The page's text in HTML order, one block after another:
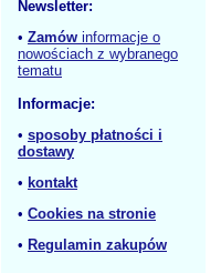
Newsletter:
• Zamów informacje o
nowościach z wybranego
tematu
Informacje:
• sposoby płatności i
dostawy
• kontakt
• Cookies na stronie
• Regulamin zakupów